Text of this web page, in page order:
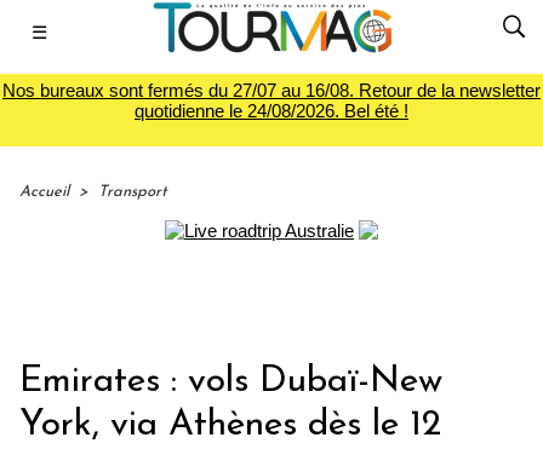
☰
Nos bureaux sont fermés du 27/07 au 16/08. Retour de la newsletter
quotidienne le 24/08/2026. Bel été !
Accueil > Transport
Emirates : vols Dubaï-New
York, via Athènes dès le 12